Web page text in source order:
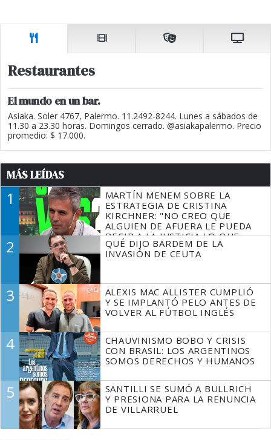
Restaurantes
El mundo en un bar.
Asiaka. Soler 4767, Palermo. 11.2492-8244. Lunes a sábados de
11.30 a 23.30 horas. Domingos cerrado. @asiakapalermo. Precio
promedio: $ 17.000.
MÁS LEÍDAS
1
MARTÍN MENEM SOBRE LA
ESTRATEGIA DE CRISTINA
KIRCHNER: "NO CREO QUE
ALGUIEN DE AFUERA LE PUEDA
DECIR A LA JUSTICIA LO QUE
TIENE QUE HACER"
2
QUÉ DIJO BARDEM DE LA
INVASIÓN DE CEUTA
3
ALEXIS MAC ALLISTER CUMPLIÓ
Y SE IMPLANTÓ PELO ANTES DE
VOLVER AL FÚTBOL INGLÉS
4
CHAUVINISMO BOBO Y CRISIS
CON BRASIL: LOS ARGENTINOS
SOMOS DERECHOS Y HUMANOS
5
SANTILLI SE SUMÓ A BULLRICH
Y PRESIONA PARA LA RENUNCIA
DE VILLARRUEL